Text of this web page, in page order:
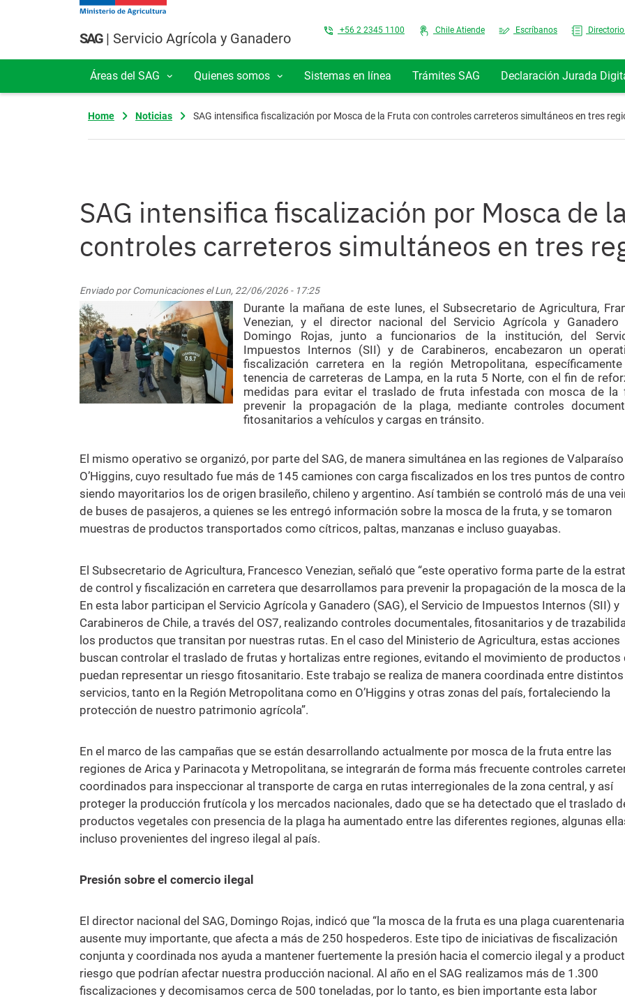
Pasar al contenido principal
SAG| Servicio Agrícola y Ganadero Top Menu
+56 2 2345 1100 Chile Atiende Escríbanos
Navegación principal
Áreas del SAG Quienes somos Sistemas en línea Trámites SAG Declaración Jurada
Home Noticias SAG intensifica fiscalización por Mosca de la Fruta con controles carreteros simultáneos en tres
SAG intensifica fiscalización por Mosca de
controles carreteros simultáneos en tres
Enviado porComunicacioneselLun, 22/06/2026 - 17:25
Durante la mañana de este lunes, el Subsecretario de Agricultura,
Venezian, y el director nacional del Servicio Agrícola y Ganadero
Domingo Rojas, junto a funcionarios de la institución, del
Impuestos Internos (SII) y de Carabineros, encabezaron un
fiscalización carretera en la región Metropolitana,
tenencia de carreteras de Lampa, en la ruta 5 Norte, con el fin de
medidas para evitar el traslado de fruta infestada con mosca de la
prevenir la propagación de la plaga, mediante controles
fitosanitarios a vehículos y cargas en tránsito.
El mismo operativo se organizó, por parte del SAG, de manera simultánea en las regiones de
O’Higgins, cuyo resultado fue más de 145 camiones con carga fiscalizados en los tres puntos de
siendo mayoritarios los de origen brasileño, chileno y argentino. Así también se controló más de una
de buses de pasajeros, a quienes se les entregó información sobre la mosca de la fruta, y se tomaron
muestras de productos transportados como cítricos, paltas, manzanas e incluso guayabas.
El Subsecretario de Agricultura, Francesco Venezian, señaló que “este operativo forma parte de la
de control y fiscalización en carretera que desarrollamos para prevenir la propagación de la mosca de
En esta labor participan el Servicio Agrícola y Ganadero (SAG), el Servicio de Impuestos Internos (SII) y
Carabineros de Chile, a través del OS7, realizando controles documentales, fitosanitarios y de
los productos que transitan por nuestras rutas. En el caso del Ministerio de Agricultura, estas acciones
buscan controlar el traslado de frutas y hortalizas entre regiones, evitando el movimiento de productos
puedan representar un riesgo fitosanitario. Este trabajo se realiza de manera coordinada entre distintos
servicios, tanto en la Región Metropolitana como en O’Higgins y otras zonas del país, fortaleciendo la
protección de nuestro patrimonio agrícola”.
En el marco de las campañas que se están desarrollando actualmente por mosca de la fruta entre las
regiones de Arica y Parinacota y Metropolitana, se integrarán de forma más frecuente controles
coordinados para inspeccionar al transporte de carga en rutas interregionales de la zona central, y así
proteger la producción frutícola y los mercados nacionales, dado que se ha detectado que el traslado
productos vegetales con presencia de la plaga ha aumentado entre las diferentes regiones, algunas
incluso provenientes del ingreso ilegal al país.
Presión sobre el comercio ilegal
El director nacional del SAG, Domingo Rojas, indicó que “la mosca de la fruta es una plaga cuarentenaria
ausente muy importante, que afecta a más de 250 hospederos. Este tipo de iniciativas de fiscalización
conjunta y coordinada nos ayuda a mantener fuertemente la presión hacia el comercio ilegal y a
riesgo que podrían afectar nuestra producción nacional. Al año en el SAG realizamos más de 1.300
fiscalizaciones y decomisamos cerca de 500 toneladas, por lo tanto, es bien importante esta labor